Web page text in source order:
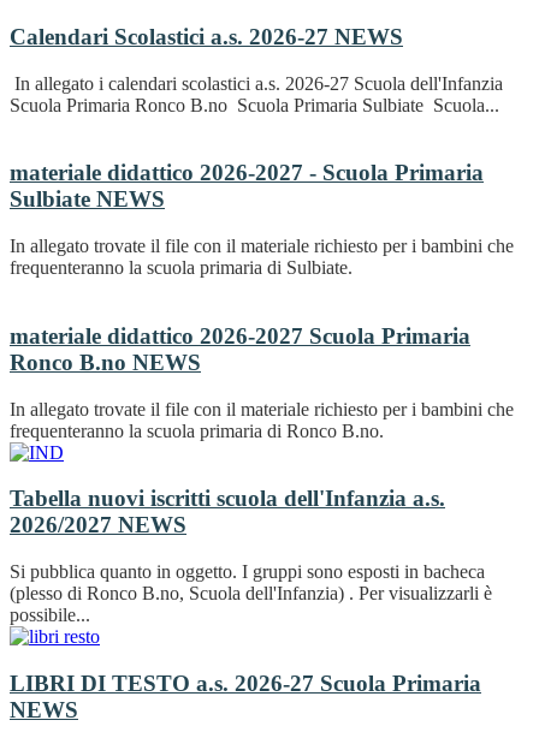
Calendari Scolastici a.s. 2026-27 NEWS
In allegato i calendari scolastici a.s. 2026-27 Scuola dell'Infanzia
Scuola Primaria Ronco B.no Scuola Primaria Sulbiate Scuola...
materiale didattico 2026-2027 - Scuola Primaria
Sulbiate NEWS
In allegato trovate il file con il materiale richiesto per i bambini che
frequenteranno la scuola primaria di Sulbiate.
materiale didattico 2026-2027 Scuola Primaria
Ronco B.no NEWS
In allegato trovate il file con il materiale richiesto per i bambini che
frequenteranno la scuola primaria di Ronco B.no.
Tabella nuovi iscritti scuola dell'Infanzia a.s.
2026/2027 NEWS
Si pubblica quanto in oggetto. I gruppi sono esposti in bacheca
(plesso di Ronco B.no, Scuola dell'Infanzia) . Per visualizzarli è
possibile...
LIBRI DI TESTO a.s. 2026-27 Scuola Primaria
NEWS